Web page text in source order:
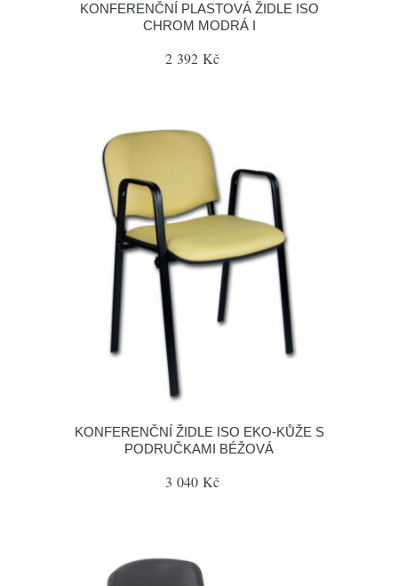
KONFERENČNÍ PLASTOVÁ ŽIDLE ISO
CHROM MODRÁ I
2 392 Kč
KONFERENČNÍ ŽIDLE ISO EKO-KŮŽE S
PODRUČKAMI BÉŽOVÁ
3 040 Kč